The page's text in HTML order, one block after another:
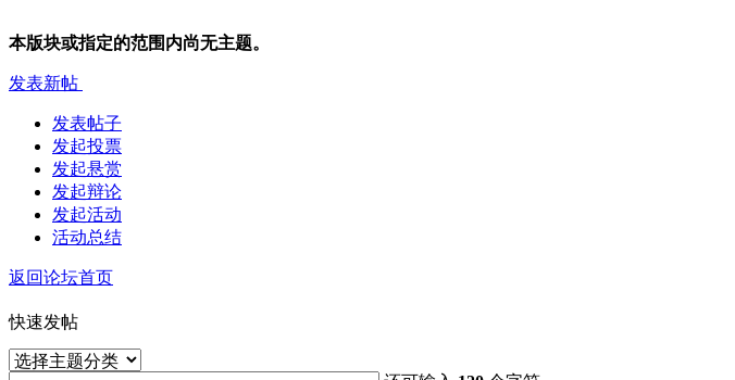
本版块或指定的范围内尚无主题。
发表新帖
发表帖子
发起投票
发起悬赏
发起辩论
发起活动
活动总结
返回论坛首页
快速发帖